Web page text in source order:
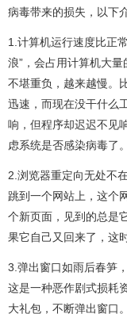
病毒带来的损失，以下
1.计算机运行速度比正
浪”，会占用计算机大
不堪重负，越来越慢。
迅速，而现在没干什么
响，但程序却迟迟不见
虑系统是否感染病毒了。
2.浏览器重定向无处不
跳到一个网站上，这个
个新页面，见到的总是
果它自己又回来了，这
3.弹出窗口如雨后春笋
这是一种恶作剧式损耗
大礼包，不断弹出窗口